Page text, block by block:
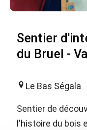
Sentier
du Bruel -
Le Bas Ségala
Sentier de
l'histoire du bois